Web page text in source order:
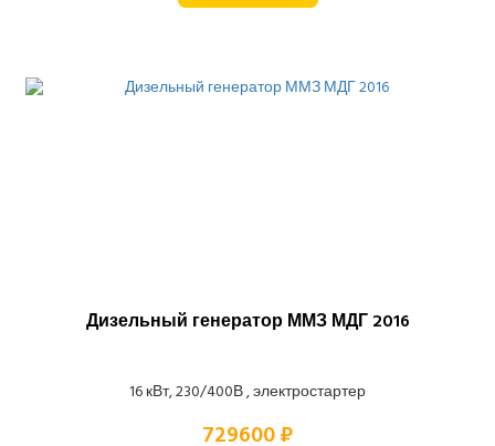
Дизельный генератор ММЗ МДГ 2016
16 кВт, 230/400В , электростартер
729600 ₽